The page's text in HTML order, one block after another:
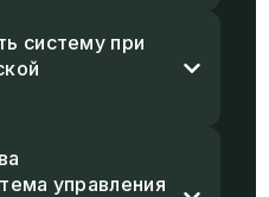
систему при
управления